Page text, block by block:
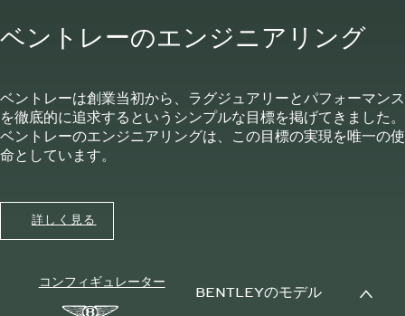
ベントレーのエンジニアリング
ベントレーは創業当初から、ラグジュアリーとパフォーマンス
を徹底的に追求するというシンプルな目標を掲げてきました。
ベントレーのエンジニアリングは、この目標の実現を唯一の使
命としています。
詳しく見る
コンフィギュレーター
BENTLEYのモデル